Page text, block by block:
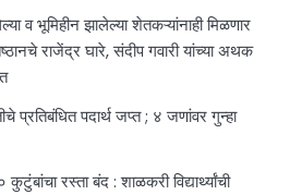
व भूमिहीन झालेल्या शेतकऱ्यांनाही मिळणार
राजेंद्र घारे, संदीप गवारी यांच्या अथक
प्रतिबंधित पदार्थ जप्त ; ४ जणांवर गुन्हा
रस्ता बंद : शाळकरी विद्यार्थ्यांची